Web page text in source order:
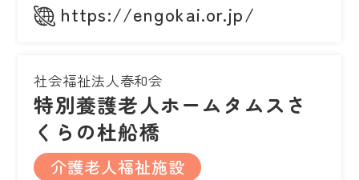
https://engokai.or.jp/
社会福祉法人春和会
特別養護老人ホームタムスさ
くらの杜船橋
介護老人福祉施設